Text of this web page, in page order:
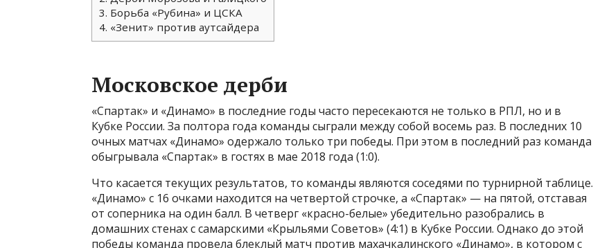
3. Борьба «Рубина» и ЦСКА
4. «Зенит» против аутсайдера
Московское дерби
«Спартак» и «Динамо» в последние годы часто пересекаются не только в РПЛ, но и в
Кубке России. За полтора года команды сыграли между собой восемь раз. В последних 10
очных матчах «Динамо» одержало только три победы. При этом в последний раз команда
обыгрывала «Спартак» в гостях в мае 2018 года (1:0).
Что касается текущих результатов, то команды являются соседями по турнирной таблице.
«Динамо» с 16 очками находится на четвертой строчке, а «Спартак» — на пятой, отставая
от соперника на один балл. В четверг «красно-белые» убедительно разобрались в
домашних стенах с самарскими «Крыльями Советов» (4:1) в Кубке России. Однако до этой
победы команда провела блеклый матч против махачкалинского «Динамо», в котором с